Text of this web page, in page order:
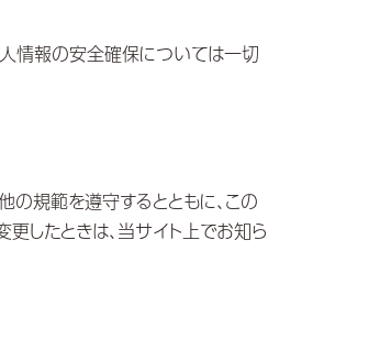
情報の安全確保については一切
規範を遵守するとともに、この
したときは、当サイト上でお知ら